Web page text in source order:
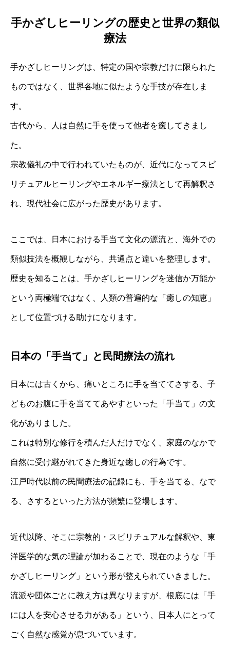
手かざしヒーリングの歴史と世界の類似
療法
手かざしヒーリングは、特定の国や宗教だけに限られた
ものではなく、世界各地に似たような手技が存在しま
す。
古代から、人は自然に手を使って他者を癒してきまし
た。
宗教儀礼の中で行われていたものが、近代になってスピ
リチュアルヒーリングやエネルギー療法として再解釈さ
れ、現代社会に広がった歴史があります。
ここでは、日本における手当て文化の源流と、海外での
類似技法を概観しながら、共通点と違いを整理します。
歴史を知ることは、手かざしヒーリングを迷信か万能か
という両極端ではなく、人類の普遍的な「癒しの知恵」
として位置づける助けになります。
日本の「手当て」と民間療法の流れ
日本には古くから、痛いところに手を当ててさする、子
どものお腹に手を当ててあやすといった「手当て」の文
化がありました。
これは特別な修行を積んだ人だけでなく、家庭のなかで
自然に受け継がれてきた身近な癒しの行為です。
江戸時代以前の民間療法の記録にも、手を当てる、なで
る、さするといった方法が頻繁に登場します。
近代以降、そこに宗教的・スピリチュアルな解釈や、東
洋医学的な気の理論が加わることで、現在のような「手
かざしヒーリング」という形が整えられていきました。
流派や団体ごとに教え方は異なりますが、根底には「手
には人を安心させる力がある」という、日本人にとって
ごく自然な感覚が息づいています。